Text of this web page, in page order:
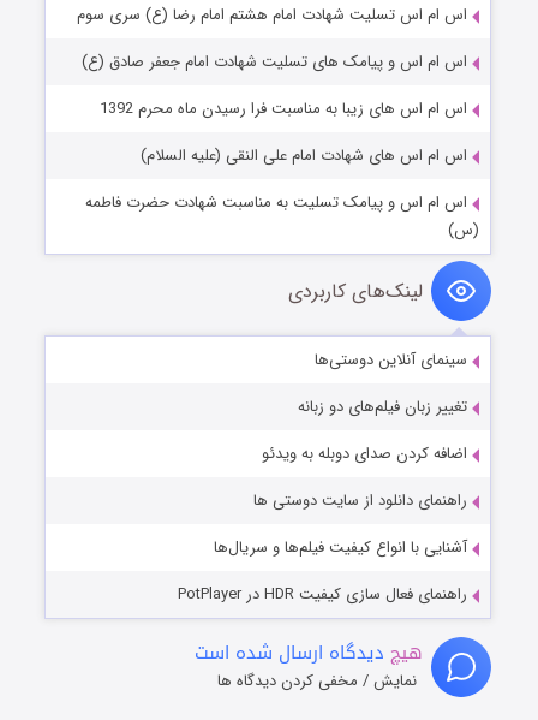
اس ام اس تسلیت شهادت امام هشتم امام رضا (ع) سری سوم
اس ام اس و پیامک های تسلیت شهادت امام جعفر صادق (ع)
اس ام اس های زیبا به مناسبت فرا رسیدن ماه محرم 1392
اس ام اس های شهادت امام علی النقی (علیه السلام)
اس ام اس و پیامک تسلیت به مناسبت شهادت حضرت فاطمه
(س)
لینک‌های کاربردی
سینمای آنلاین دوستی‌ها
تغییر زبان فیلم‌های دو زبانه
اضافه کردن صدای دوبله به ویدئو
راهنمای دانلود از سایت دوستی ها
آشنایی با انواع کیفیت فیلم‌ها و سریال‌ها
راهنمای فعال سازی کیفیت HDR در PotPlayer
هیچ دیدگاه ارسال شده است
نمایش / مخفی کردن دیدگاه ها